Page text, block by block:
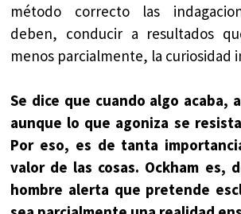
método correcto las
deben, conducir a resultados
menos parcialmente, la curiosidad
Se dice que cuando algo acaba,
aunque lo que agoniza se
Por eso, es de tanta
valor de las cosas. Ockham es,
hombre alerta que pretende